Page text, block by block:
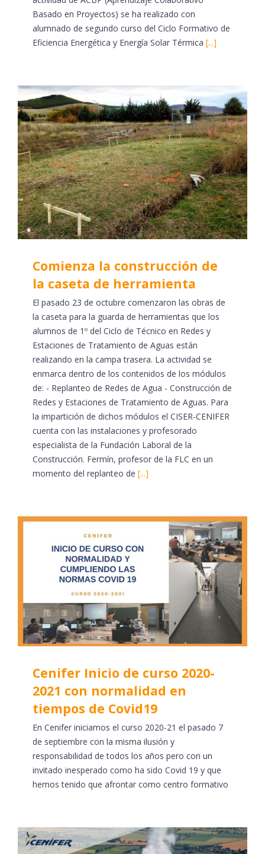
Basado en Proyectos) se ha realizado con
alumnado de segundo curso del Ciclo Formativo de
Eficiencia Energética y Energía Solar Térmica [...]
Comienza la construcción de
la caseta de herramienta
El pasado 23 de octubre comenzaron las obras de
la caseta para la guarda de herramientas que los
alumnos de 1º del Ciclo de Técnico en Redes y
Estaciones de Tratamiento de Aguas están
realizando en la campa trasera. La actividad se
enmarca dentro de los contenidos de los módulos
de: - Replanteo de Redes de Agua - Construcción de
Redes y Estaciones de Tratamiento de Aguas. Para
la impartición de dichos módulos el CISER-CENIFER
cuenta con las instalaciones y profesorado
especialista de la Fundación Laboral de la
Construcción. Fermín, profesor de la FLC en un
momento del replanteo de [...]
Cenifer Inicio de curso 2020-
2021 con normalidad en
tiempos de Covid19
En Cenifer iniciamos el curso 2020-21 el pasado 7
de septiembre con la misma ilusión y
responsabilidad de todos los años pero con un
invitado inesperado como ha sido Covid 19 y que
hemos tenido que afrontar como centro formativo